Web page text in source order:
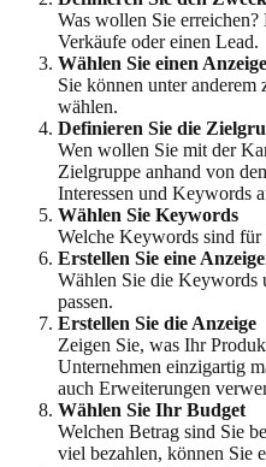
Was wollen Sie
Verkäufe oder einen Lead.
Wählen Sie einen
Sie können unter
wählen.
Definieren Sie die
Wen wollen Sie mit der
Zielgruppe anhand von
Interessen und Keywords
Wählen Sie Keywords
Welche Keywords sind für
Erstellen Sie eine
Wählen Sie die Keywords
passen.
Erstellen Sie die Anzeige
Zeigen Sie, was Ihr
Unternehmen einzigartig
auch Erweiterungen
Wählen Sie Ihr Budget
Welchen Betrag sind Sie
viel bezahlen, können Sie